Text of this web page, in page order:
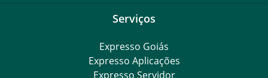
Serviços
Expresso Goiás
Expresso Aplicações
Expresso Servidor